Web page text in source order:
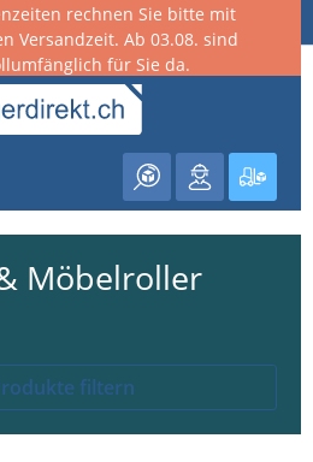
rechnen Sie bitte mit
Versandzeit. Ab 03.08. sind
für Sie da.
Möbelroller
filtern